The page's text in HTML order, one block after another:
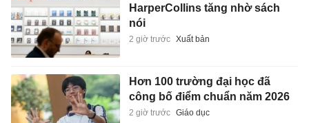
HarperCollins tăng nhờ sách
nói
2 giờ trước Xuất bản
Hơn 100 trường đại học đã
công bố điểm chuẩn năm 2026
2 giờ trước Giáo dục